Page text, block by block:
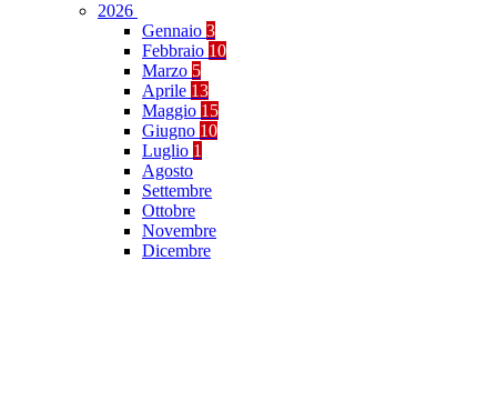
2026
Gennaio 3
Febbraio 10
Marzo 5
Aprile 13
Maggio 15
Giugno 10
Luglio 1
Agosto
Settembre
Ottobre
Novembre
Dicembre